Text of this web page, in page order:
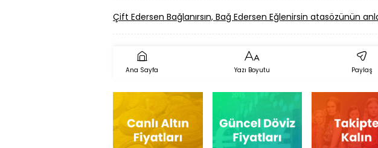
Çift Edersen Bağlanırsın, Bağ Edersen Eğlenirsin atasözünün
Ana Sayfa Yazı Boyutu Paylaş